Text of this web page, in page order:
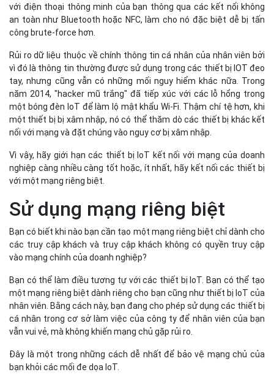
với điện thoại thông minh của bạn thông qua các kết nối không
an toàn như Bluetooth hoặc NFC, làm cho nó đặc biệt dễ bị tấn
công brute-force hơn.
Rủi ro dữ liệu thuộc về chính thông tin cá nhân của nhân viên bởi
vì đó là thông tin thường được sử dụng trong các thiết bị IOT đeo
tay, nhưng cũng vẫn có những mối nguy hiểm khác nữa. Trong
năm 2014, "hacker mũ trắng" đã tiếp xúc với các lỗ hổng trong
một bóng đèn IoT để làm lộ mật khẩu Wi-Fi. Thậm chí tệ hơn, khi
một thiết bị bị xâm nhập, nó có thể thăm dò các thiết bị khác kết
nối với mạng và đặt chúng vào nguy cơ bị xâm nhập.
Vì vậy, hãy giới hạn các thiết bị IoT kết nối với mạng của doanh
nghiệp càng nhiều càng tốt hoặc, ít nhất, hãy kết nối các thiết bị
với một mạng riêng biệt.
Sử dụng mạng riêng biệt
Bạn có biết khi nào bạn cần tạo một mạng riêng biệt chỉ dành cho
các truy cập khách và truy cập khách không có quyền truy cập
vào mạng chính của doanh nghiệp?
Bạn có thể làm điều tương tự với các thiết bị IoT. Bạn có thể tạo
một mạng riêng biệt dành riêng cho bạn cũng như thiết bị IoT của
nhân viên. Bằng cách này, bạn đang cho phép sử dụng các thiết bị
cá nhân trong cơ sở làm việc của công ty để nhân viên của bạn
vẫn vui vẻ, mà không khiến mạng chủ gặp rủi ro.
Đây là một trong những cách dễ nhất để bảo vệ mạng chủ của
bạn khỏi các mối đe dọa IoT.